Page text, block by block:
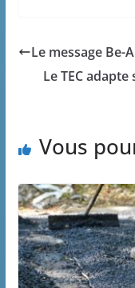
Le message Be-
Le TEC
Vous